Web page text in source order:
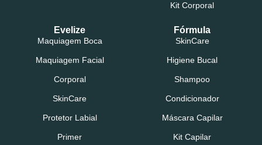
Kit Corporal
Evelize
Maquiagem Boca
Maquiagem Facial
Corporal
SkinCare
Protetor Labial
Primer
Fórmula
SkinCare
Higiene Bucal
Shampoo
Condicionador
Máscara Capilar
Kit Capilar